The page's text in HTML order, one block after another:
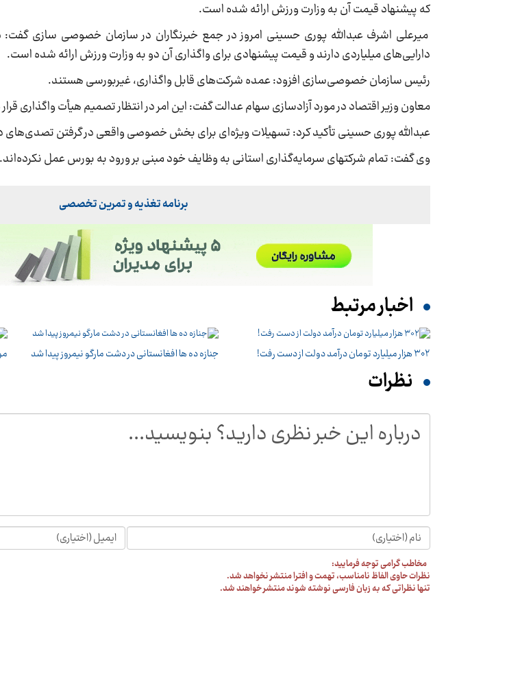
که پیشنهاد قیمت آن به وزارت ورزش ارائه شده است.
میرعلی اشرف عبدالله پوری حسینی امروز در جمع خبرنگاران در سازمان خصوصی سازی
دارایی‌های میلیاردی دارند و قیمت پیشنهادی برای واگذاری آن دو به وزارت ورزش ارائه شده است.
رئیس سازمان خصوصی‌سازی افزود: عمده شرکت‌های قابل واگذاری، غیربورسی هستند.
معاون وزیر اقتصاد در مورد آزادسازی سهام عدالت گفت: این امر در انتظار تصمیم هیأت واگذاری قرار
عبدالله پوری حسینی تأکید کرد: تسهیلات ویژه‌ای برای بخش خصوصی واقعی در گرفتن تصدی‌های
وی گفت: تمام شرکتهای سرمایه‌گذاری استانی به وظایف خود مبنی بر ورود به بورس عمل نکرده‌اند.
برنامه تغذیه و تمرین تخصصی
اخبار مرتبط
۳۰۲ هزار میلیارد تومان درآمد دولت از دست رفت! جنازه ده ها افغانستانی در دشت مارگو نیمروز پیدا شد
نظرات
مخاطب گرامی توجه فرمایید:
نظرات حاوی الفاظ نامناسب، تهمت و افترا منتشر نخواهد شد.
تنها نظراتی که به زبان فارسی نوشته شوند منتشر خواهند شد.